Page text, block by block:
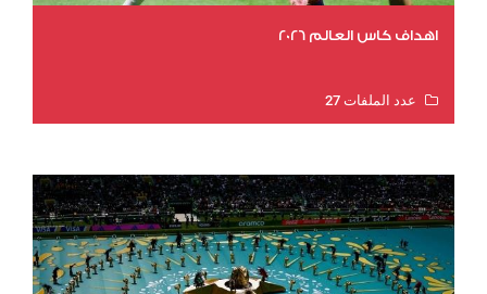
اهداف كاس العالم 2026
عدد الملفات 27